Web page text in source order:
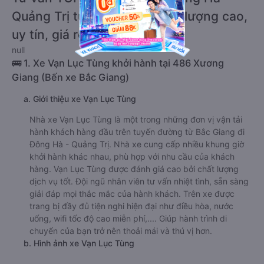
Quảng Trị từ Bắc Giang chất lượng cao,
uy tín, giá rẻ nhất 08/2026
null
🚌 1. Xe Vạn Lục Tùng khởi hành tại 486 Xương
Giang (Bến xe Bắc Giang)
a. Giới thiệu xe Vạn Lục Tùng
Nhà xe Vạn Lục Tùng là một trong những đơn vị vận tải
hành khách hàng đầu trên tuyến đường từ Bắc Giang đi
Đông Hà - Quảng Trị. Nhà xe cung cấp nhiều khung giờ
khởi hành khác nhau, phù hợp với nhu cầu của khách
hàng. Vạn Lục Tùng được đánh giá cao bởi chất lượng
dịch vụ tốt. Đội ngũ nhân viên tư vấn nhiệt tình, sẵn sàng
giải đáp mọi thắc mắc của hành khách. Trên xe được
trang bị đầy đủ tiện nghi hiện đại như điều hòa, nước
uống, wifi tốc độ cao miễn phí,.... Giúp hành trình di
chuyển của bạn trở nên thoải mái và thú vị hơn.
b. Hình ảnh xe Vạn Lục Tùng